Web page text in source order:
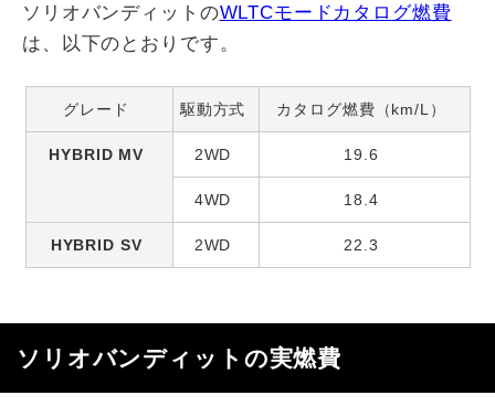
ソリオバンディットの​​WLTCモードカタログ燃費
は、以下のとおりです。
グレード 駆動方式 カタログ燃費（km/L）
HYBRID MV 2WD 19.6
4WD 18.4
HYBRID SV 2WD 22.3
ソリオバンディットの実燃費